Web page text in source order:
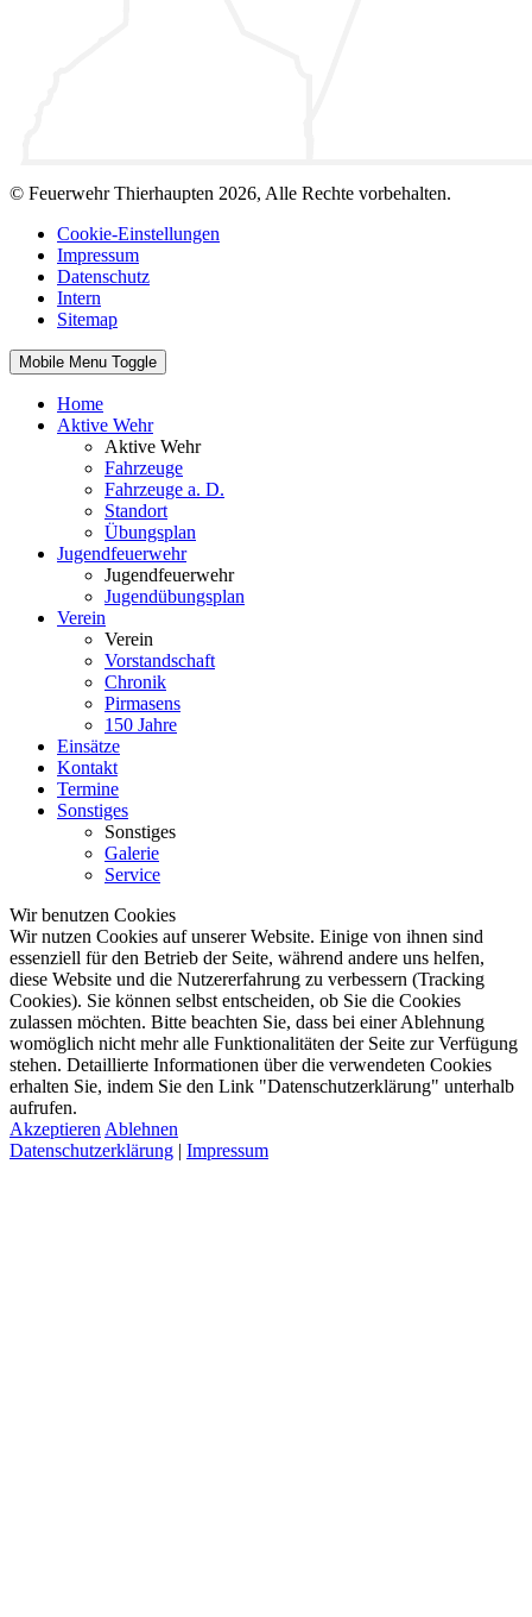
© Feuerwehr Thierhaupten 2026, Alle Rechte vorbehalten.
Cookie-Einstellungen
Impressum
Datenschutz
Intern
Sitemap
Mobile Menu Toggle
Home
Aktive Wehr
Aktive Wehr
Fahrzeuge
Fahrzeuge a. D.
Standort
Übungsplan
Jugendfeuerwehr
Jugendfeuerwehr
Jugendübungsplan
Verein
Verein
Vorstandschaft
Chronik
Pirmasens
150 Jahre
Einsätze
Kontakt
Termine
Sonstiges
Sonstiges
Galerie
Service
Wir benutzen Cookies
Wir nutzen Cookies auf unserer Website. Einige von ihnen sind
essenziell für den Betrieb der Seite, während andere uns helfen,
diese Website und die Nutzererfahrung zu verbessern (Tracking
Cookies). Sie können selbst entscheiden, ob Sie die Cookies
zulassen möchten. Bitte beachten Sie, dass bei einer Ablehnung
womöglich nicht mehr alle Funktionalitäten der Seite zur Verfügung
stehen. Detaillierte Informationen über die verwendeten Cookies
erhalten Sie, indem Sie den Link "Datenschutzerklärung" unterhalb
aufrufen.
Akzeptieren Ablehnen
Datenschutzerklärung | Impressum